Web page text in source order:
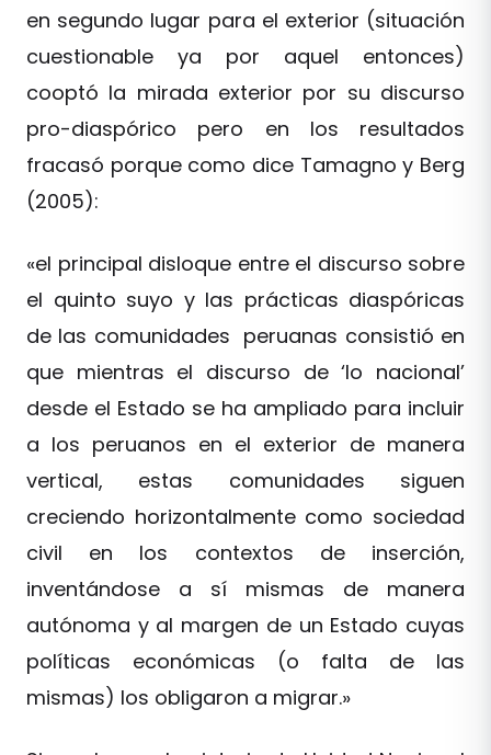
en segundo lugar para el exterior (situación
cuestionable ya por aquel entonces)
cooptó la mirada exterior por su discurso
pro-diaspórico pero en los resultados
fracasó porque como dice Tamagno y Berg
(2005):
«el principal disloque entre el discurso sobre
el quinto suyo y las prácticas diaspóricas
de las comunidades peruanas consistió en
que mientras el discurso de ‘lo nacional’
desde el Estado se ha ampliado para incluir
a los peruanos en el exterior de manera
vertical, estas comunidades siguen
creciendo horizontalmente como sociedad
civil en los contextos de inserción,
inventándose a sí mismas de manera
autónoma y al margen de un Estado cuyas
políticas económicas (o falta de las
mismas) los obligaron a migrar.»